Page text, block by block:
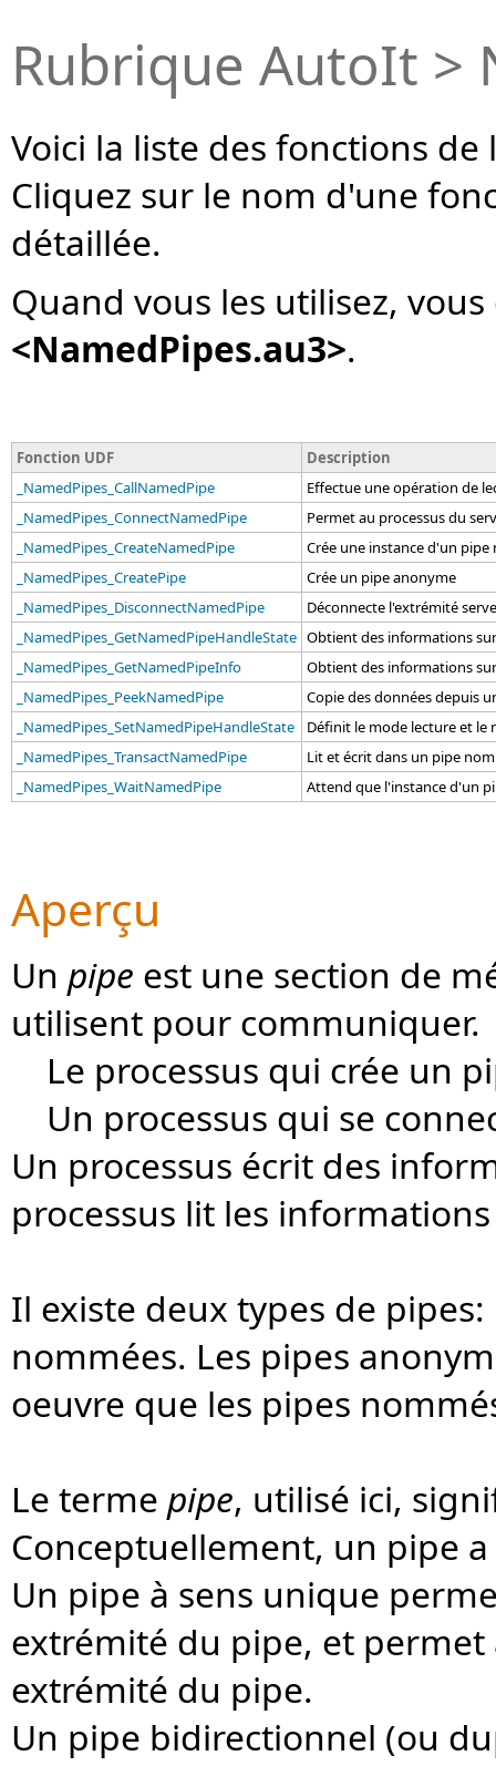
Rubrique AutoIt >
Voici la liste des fonctions
Cliquez sur le nom d'une
détaillée.
Quand vous les utilisez,
<NamedPipes.au3>.
Fonction UDF
Description
_NamedPipes_CallNamedPipe
Effectue une opération de
_NamedPipes_ConnectNamedPipe
Permet au processus du
_NamedPipes_CreateNamedPipe
Crée une instance d'un pipe
_NamedPipes_CreatePipe
Crée un pipe anonyme
_NamedPipes_DisconnectNamedPipe
Déconnecte l'extrémité
_NamedPipes_GetNamedPipeHandleState Obtient des informations
_NamedPipes_GetNamedPipeInfo
Obtient des informations
_NamedPipes_PeekNamedPipe
Copie des données depuis
_NamedPipes_SetNamedPipeHandleState
Définit le mode lecture et
_NamedPipes_TransactNamedPipe
Lit et écrit dans un pipe
_NamedPipes_WaitNamedPipe
Attend que l'instance d'un
Aperçu
Un pipe est une section de
utilisent pour communiquer.
Le processus qui crée un
Un processus qui se
Un processus écrit des
processus lit les
Il existe deux types de
nommées. Les pipes
oeuvre que les pipes
Le terme pipe, utilisé ici,
Conceptuellement, un pipe
Un pipe à sens unique
extrémité du pipe, et permet
extrémité du pipe.
Un pipe bidirectionnel (ou